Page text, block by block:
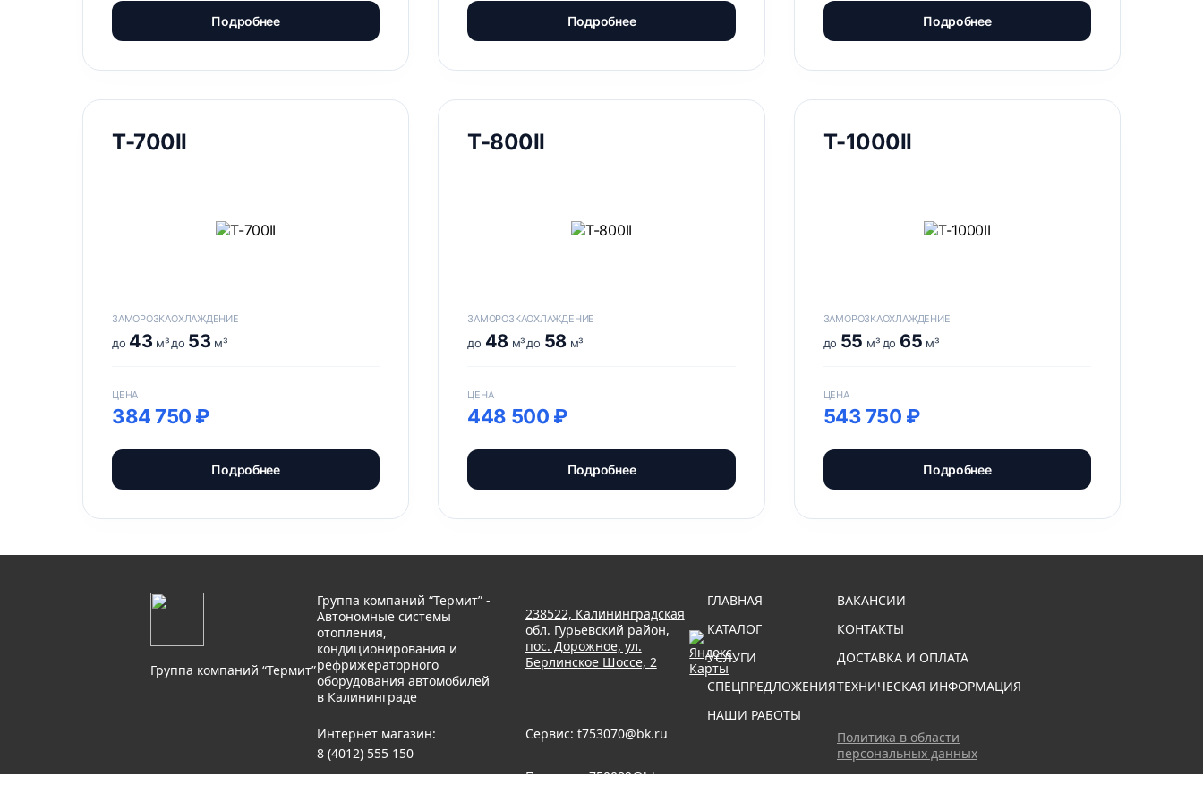
Подробнее Подробнее Подробнее
Т-700II
ЗАМОРОЗКА
до 43 м³
ОХЛАЖДЕНИЕ
до 53 м³
ЦЕНА
384 750 ₽
Подробнее
Т-800II
ЗАМОРОЗКА
до 48м³
ОХЛАЖДЕНИЕ
до 58м³
ЦЕНА
448 500 ₽
Подробнее
Т-1000II
ЗАМОРОЗКА
до 55 м³
ОХЛАЖДЕНИЕ
до 65 м³
ЦЕНА
543 750 ₽
Подробнее
Группа компаний “Термит”
Группа компаний “Термит” -
Автономные системы
отопления,
кондиционирования и
рефрижераторного
оборудования автомобилей
в Калининграде
238522, Калининградская
обл. Гурьевский район,
пос. Дорожное, ул.
Берлинское Шоссе, 2
Интернет магазин:
8 (4012) 555 150
Продажи: 8 (9814) 75 00 89
Сервис: t753070@bk.ru
Продажи:750089@bk.ru
ГЛАВНАЯ
КАТАЛОГ
УСЛУГИ
СПЕЦПРЕДЛОЖЕНИЯ
НАШИ РАБОТЫ
ВАКАНСИИ
КОНТАКТЫ
ДОСТАВКА И ОПЛАТА
ТЕХНИЧЕСКАЯ ИНФОРМАЦИЯ
Политика в области
персональных данных